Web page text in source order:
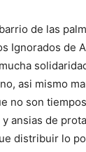
de las
Ignorados de
asi mismo
no son
ansias de
distribuir lo